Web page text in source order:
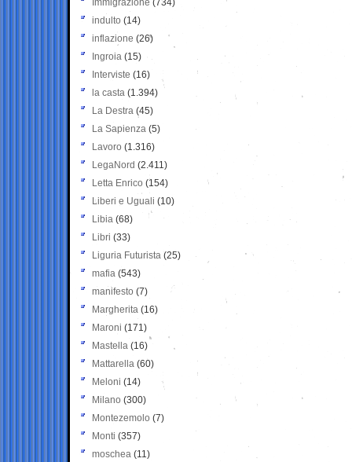
Immigrazione (734)
indulto (14)
inflazione (26)
Ingroia (15)
Interviste (16)
la casta (1.394)
La Destra (45)
La Sapienza (5)
Lavoro (1.316)
LegaNord (2.411)
Letta Enrico (154)
Liberi e Uguali (10)
Libia (68)
Libri (33)
Liguria Futurista (25)
mafia (543)
manifesto (7)
Margherita (16)
Maroni (171)
Mastella (16)
Mattarella (60)
Meloni (14)
Milano (300)
Montezemolo (7)
Monti (357)
moschea (11)